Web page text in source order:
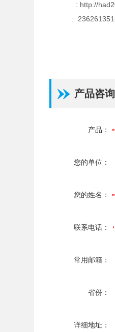
: http://
: 2362613514
产品咨询
产品：
您的单位：
您的姓名：
联系电话：
常用邮箱：
省份：
详细地址：